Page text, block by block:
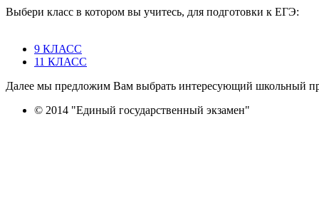
Выбери класс в котором вы учитесь, для подготовки к ЕГЭ:
9 КЛАСС
11 КЛАСС
Далее мы предложим Вам выбрать интересующий школьный
© 2014 "Единый государственный экзамен"